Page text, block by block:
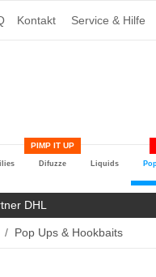
Kontakt Service & Hilfe
Difuzze
PIMP IT UP
Liquids
DHL
Pop Ups & Hookbaits